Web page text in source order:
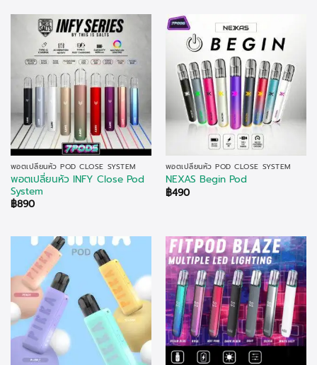
พอตเปลี่ยนหัว POD CLOSE SYSTEM
พอตเปลี่ยนหัว INFY Close Pod
System
฿890
พอตเปลี่ยนหัว POD CLOSE SYSTEM
NEXAS Begin Pod
฿490